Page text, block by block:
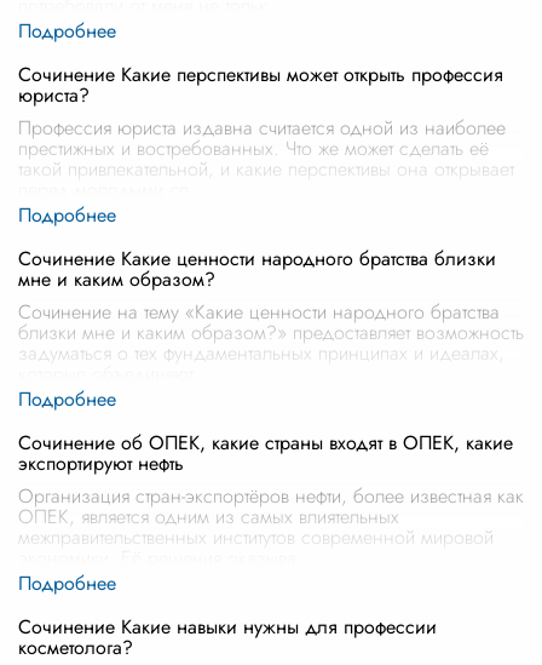
Сочинение Какие перспективы может открыть профессия
юриста?
Профессия юриста издавна считается одной из наиболее
престижных и востребованных. Что же может сделать её
такой привлекательной, и какие перспективы она открывает
Сочинение Какие ценности народного братства близки
мне и каким образом?
Сочинение на тему «Какие ценности народного братства
близки мне и каким образом?» предоставляет возможность
задуматься о тех фундаментальных принципах и идеалах,
Сочинение об ОПЕК, какие страны входят в ОПЕК, какие
экспортируют нефть
Организация стран-экспортёров нефти, более известная как
ОПЕК, является одним из самых влиятельных
межправительственных институтов современной мировой
Сочинение Какие навыки нужны для профессии
косметолога?